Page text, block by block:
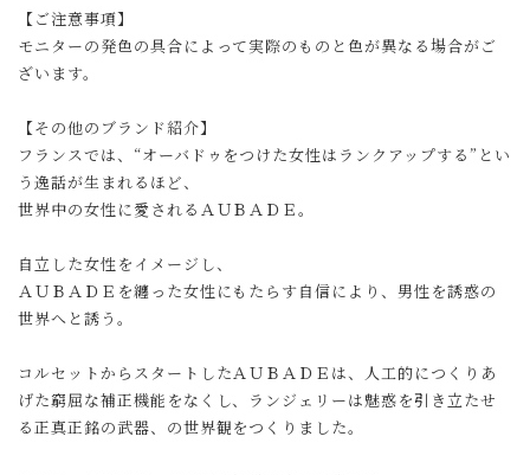
【ご注意事項】
モニターの発色の具合によって実際のものと色が異なる場合がご
ざいます。
【その他のブランド紹介】
フランスでは、“オーバドゥをつけた女性はランクアップする”とい
う逸話が生まれるほど、
世界中の女性に愛されるＡＵＢＡＤＥ。
自立した女性をイメージし、
ＡＵＢＡＤＥを纏った女性にもたらす自信により、男性を誘惑の
世界へと誘う。
コルセットからスタートしたＡＵＢＡＤＥは、人工的につくりあ
げた窮屈な補正機能をなくし、ランジェリーは魅惑を引き立たせ
る正真正銘の武器、の世界観をつくりました。